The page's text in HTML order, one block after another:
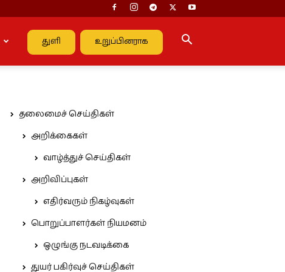
துளி உறுப்பினராக
தலைமைச் செய்திகள்
அறிக்கைகள்
வாழ்த்துச் செய்திகள்
அறிவிப்புகள்
எதிர்வரும் நிகழ்வுகள்
பொறுப்பாளர்கள் நியமனம்
ஒழுங்கு நடவடிக்கை
துயர் பகிர்வுச் செய்திகள்